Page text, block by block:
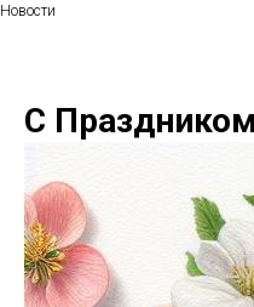
Новости
С